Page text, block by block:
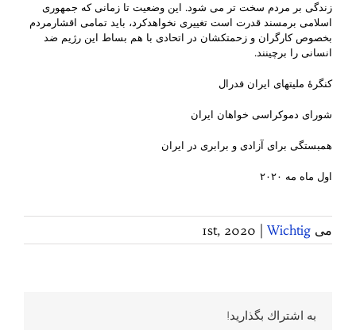
زندگی بر مردم سخت تر می شود. این وضعیت تا زمانی که جمهوری
اسلامی برمسند قدرت است تغییری نخواهدکرد، باید تمامی اقشارمردم
بخصوص کارگران و زحمتکشان در اتحادی با هم بساط این رژیم ضد
انسانی را برچینند.
کنگرۀ ملیتهای ایران فدرال
شورای دموکراسی خواهان ایران
همبستگی برای آزادی و برابری در ایران
اول ماه مه ۲۰۲۰
می 1st, 2020 Wichtig
به اشتراك بگذاريد!